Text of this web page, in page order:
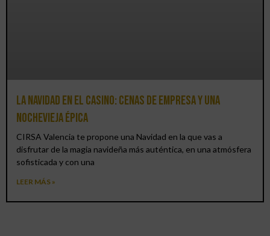
La Navidad en el Casino: cenas de empresa y una
Nochevieja épica
CIRSA Valencia te propone una Navidad en la que vas a
disfrutar de la magia navideña más auténtica, en una atmósfera
sofisticada y con una
LEER MÁS »